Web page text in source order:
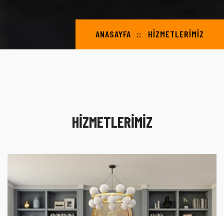
ANASAYFA HİZMETLERİMİZ
HİZMETLERİMİZ